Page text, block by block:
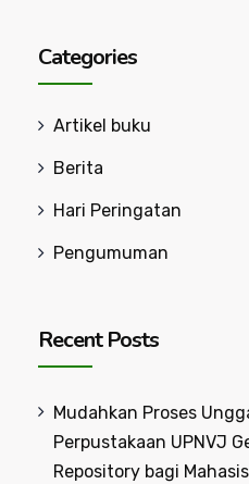
Categories
Artikel buku
Berita
Hari Peringatan
Pengumuman
Recent Posts
Mudahkan Proses
Perpustakaan UPNVJ
Repository bagi